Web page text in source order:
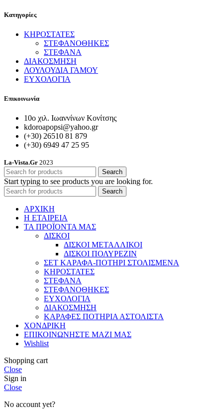
Κατηγορίες
ΚΗΡΟΣΤΑΤΕΣ
ΣΤΕΦΑΝΟΘΗΚΕΣ
ΣΤΕΦΑΝΑ
ΔΙΑΚΟΣΜΗΣΗ
ΛΟΥΛΟΥΔΙΑ ΓΑΜΟΥ
ΕΥΧΟΛΟΓΙΑ
Επικοινωνία
10ο χιλ. Ιωαννίνων Κονίτσης
kdoroapopsi@yahoo.gr
(+30) 26510 81 879
(+30) 6949 47 25 95
La-Vista.Gr 2023
Search
Start typing to see products you are looking for.
Search
ΑΡΧΙΚΗ
Η ΕΤΑΙΡΕΙΑ
ΤΑ ΠΡΟΪΟΝΤΑ ΜΑΣ
ΔΙΣΚΟΙ
ΔΙΣΚΟΙ ΜΕΤΑΛΛΙΚΟΙ
ΔΙΣΚΟΙ ΠΟΛΥΡΕΖΙΝ
ΣΕΤ ΚΑΡΑΦΑ-ΠΟΤΗΡΙ ΣΤΟΛΙΣΜΕΝΑ
ΚΗΡΟΣΤΑΤΕΣ
ΣΤΕΦΑΝΑ
ΣΤΕΦΑΝΟΘΗΚΕΣ
ΕΥΧΟΛΟΓΙΑ
ΔΙΑΚΟΣΜΗΣΗ
ΚΑΡΑΦΕΣ ΠΟΤΗΡΙΑ ΑΣΤΟΛΙΣΤΑ
ΧΟΝΔΡΙΚΗ
ΕΠΙΚΟΙΝΩΝΗΣΤΕ ΜΑΖΙ ΜΑΣ
Wishlist
Shopping cart
Close
Sign in
Close
No account yet?